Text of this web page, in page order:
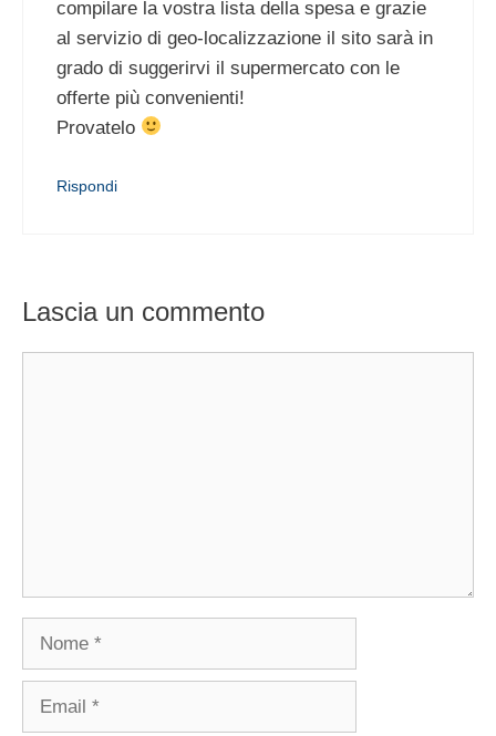
compilare la vostra lista della spesa e grazie
al servizio di geo-localizzazione il sito sarà in
grado di suggerirvi il supermercato con le
offerte più convenienti!
Provatelo
Rispondi
Lascia un commento